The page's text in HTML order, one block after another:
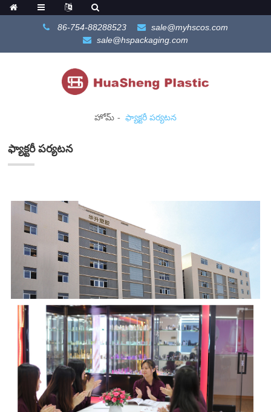
86-754-88288523
sale@myhscos.com
sale@hspackaging.com
హోమ్ ఫ్యాక్టరీ పర్యటన
ఫ్యాక్టరీ పర్యటన